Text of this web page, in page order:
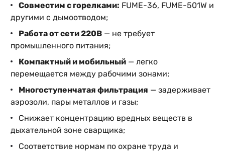
Совместим с горелками: FUME-36, FUME-501W и
другими с дымоотводом;
Работа от сети 220В — не требует
промышленного питания;
Компактный и мобильный — легко
перемещается между рабочими зонами;
Многоступенчатая фильтрация — задерживает
аэрозоли, пары металлов и газы;
Снижает концентрацию вредных веществ в
дыхательной зоне сварщика;
Соответствие нормам по охране труда и